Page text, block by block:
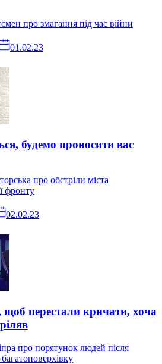
про змагання під час війни
01.02.23
будемо проносити вас
про обстріли міста
фронту
02.02.23
перестали кричати, хоча
про порятунок людей після